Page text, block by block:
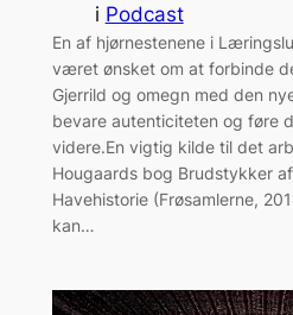
i Podcast
En af hjørnestenene i
været ønsket om at forbinde
Gjerrild og omegn med den
bevare autenticiteten og føre
videre.En vigtig kilde til det
Hougaards bog Brudstykker
Havehistorie (Frøsamlerne,
kan…